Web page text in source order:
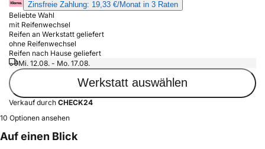
Zinsfreie Zahlung: 19,33 €/Monat in 3 Raten
Beliebte Wahl
mit Reifenwechsel
Reifen an Werkstatt geliefert
ohne Reifenwechsel
Reifen nach Hause geliefert
Mi. 12.08. - Mo. 17.08.
Werkstatt auswählen
Verkauf durch CHECK24
10 Optionen ansehen
Auf einen Blick